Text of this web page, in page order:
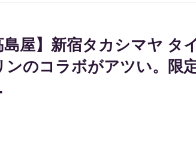
島屋】新宿タカシマヤ タ
ンのコラボがアツい。限